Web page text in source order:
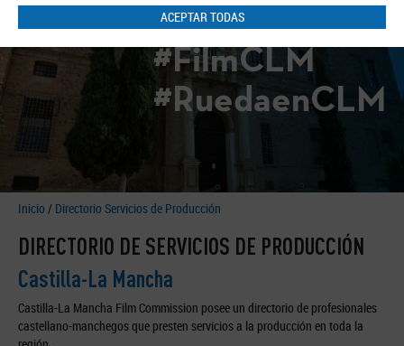
ACEPTAR TODAS
#FilmCLM
#RuedaenCLM
Inicio / Directorio Servicios de Producción
DIRECTORIO DE SERVICIOS DE PRODUCCIÓN
Castilla-La Mancha
Castilla-La Mancha Film Commission posee un directorio de profesionales
castellano-manchegos que presten servicios a la producción en toda la